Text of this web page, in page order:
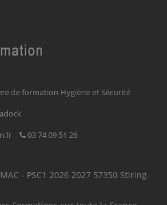
domicile
de formation Hygiène et Sécurité
03 74 09 51 26
- PSC1 2026 2027 57350 Stiring-